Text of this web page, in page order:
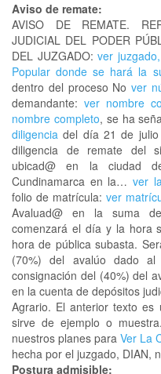
Aviso de remate:
AVISO DE REMATE.
JUDICIAL DEL PODER
DEL JUZGADO: ver
Popular donde se hará la
dentro del proceso Nover
demandante: ver nombre
nombre completo, se ha
diligencia del día 21 de
diligencia de remate del
ubicad@ en la ciudad
Cundinamarca en la… ver
folio de matrícula: ver
Avaluad@ en la suma
comenzará el día y la hora
hora de pública subasta.
(70%) del avalúo dado
consignación del (40%) del
en la cuenta de depósitos
Agrario. El anterior texto
sirve de ejemplo o
nuestros planes para Ver La
hecha por el juzgado, DIAN,
Postura admisible: